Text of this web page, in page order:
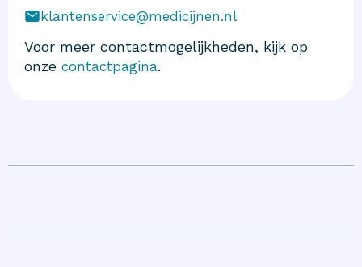
klantenservice@medicijnen.nl
Voor meer contactmogelijkheden, kijk op
onze contactpagina.